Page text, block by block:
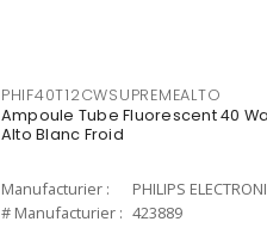
PHIF40T12CWSUPREMEALTO
Ampoule Tube Fluorescent 40
Alto Blanc Froid
Manufacturier :
PHILIPS
# Manufacturier : 423889